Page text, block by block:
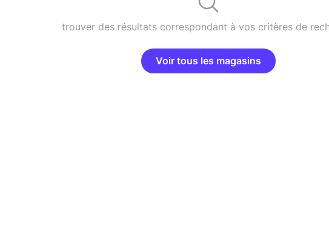
trouver des résultats correspondant à vos critères de
Voir tous les magasins